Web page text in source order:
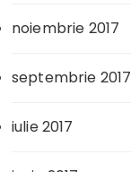
noiembrie 2017
septembrie 2017
iulie 2017